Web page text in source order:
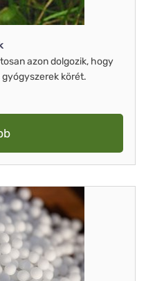
azon dolgozik, hogy
körét.